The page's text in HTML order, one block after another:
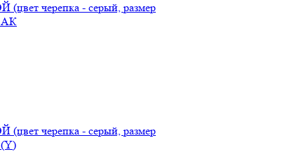
(цвет черепка - серый, размер
АК
(цвет черепка - серый, размер